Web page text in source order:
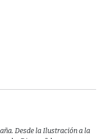
Desde la Ilustración a la